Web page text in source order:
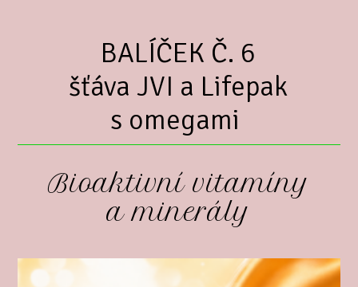
BALÍČEK Č. 6
šťáva JVI a Lifepak
s omegami
Bioaktivní vitamíny
a minerály